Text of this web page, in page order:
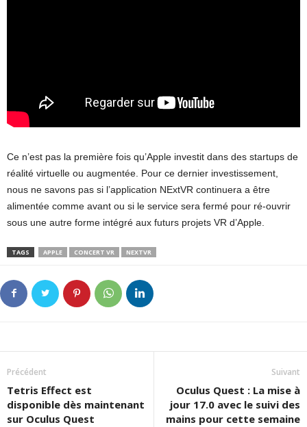
Ce n’est pas la première fois qu’Apple investit dans des startups de
réalité virtuelle ou augmentée. Pour ce dernier investissement,
nous ne savons pas si l’application NExtVR continuera a être
alimentée comme avant ou si le service sera fermé pour ré-ouvrir
sous une autre forme intégré aux futurs projets VR d’Apple.
TAGS APPLE CONCERT VR NEXTVR
Précédent
Tetris Effect est
disponible dès maintenant
sur Oculus Quest
Suivant
Oculus Quest : La mise à
jour 17.0 avec le suivi des
mains pour cette semaine